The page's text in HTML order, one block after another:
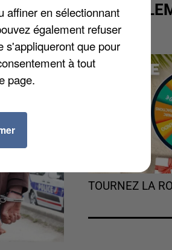
à
aura
GAGNER
TOURNEZ LA
affiner en sélectionnant
également refuser
s'appliqueront que pour
à tout
page.